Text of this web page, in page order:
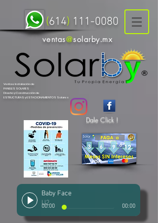
(614) 111-0080
ventas@solarby.mx
Venta e Instalación de
PANELES SOLARES
Diseño y Construcción de
ESTRUCTURAS y ESTACIONAMIENTOS Solares
Dale Click !
Baby Face
U2
00:00 00:00